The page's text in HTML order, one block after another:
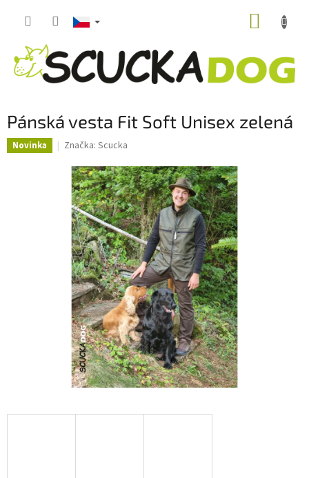
Pánská vesta Fit Soft Unisex zelená
Novinka Značka: Scucka